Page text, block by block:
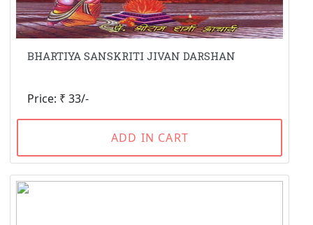
BHARTIYA SANSKRITI JIVAN DARSHAN
Price: ₹ 33/-
ADD IN CART